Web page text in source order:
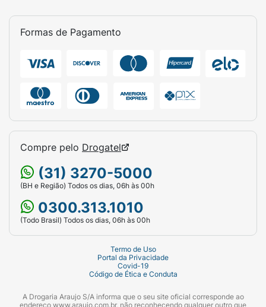
Formas de Pagamento
Compre pelo Drogatel
(31) 3270-5000
(BH e Região) Todos os dias, 06h às 00h
0300.313.1010
(Todo Brasil) Todos os dias, 06h às 00h
Termo de Uso
Portal da Privacidade
Covid-19
Código de Ética e Conduta
A Drogaria Araujo S/A informa que o seu site oficial corresponde ao
endereço www.araujo.com.br, não reconhecendo qualquer outro que